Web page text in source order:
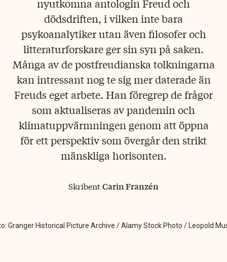
nyutkomna antologin Freud och
dödsdriften, i vilken inte bara
psykoanalytiker utan även filosofer och
litteraturforskare ger sin syn på saken.
Många av de postfreudianska tolkningarna
kan intressant nog te sig mer daterade än
Freuds eget arbete. Han föregrep de frågor
som aktualiseras av pandemin och
klimatuppvärmningen genom att öppna
för ett perspektiv som övergår den strikt
mänskliga horisonten.
SkribentCarin Franzén
Granger Historical Picture Archive / Alamy Stock Photo / Leopold